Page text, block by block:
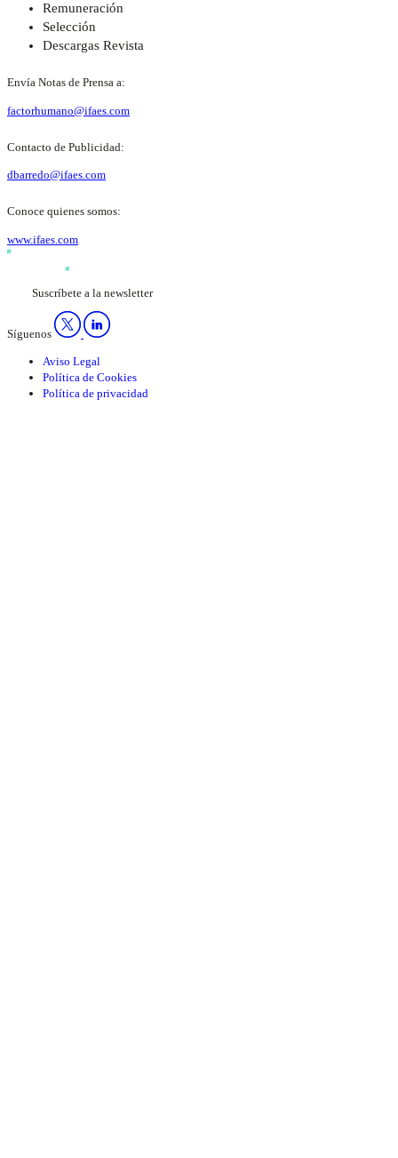
Remuneración
Selección
Descargas Revista
Envía Notas de Prensa a:
factorhumano@ifaes.com
Contacto de Publicidad:
dbarredo@ifaes.com
Conoce quienes somos:
www.ifaes.com
Suscríbete a la newsletter
Síguenos
Aviso Legal
Política de Cookies
Política de privacidad